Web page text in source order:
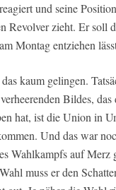
und seine
Revolver zieht. Er soll
Montag entziehen
kaum gelingen.
Bildes,
hat, ist die Union in
Und das war
Wahlkampfs auf
muss er den